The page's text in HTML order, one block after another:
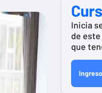
Inicia
de
que